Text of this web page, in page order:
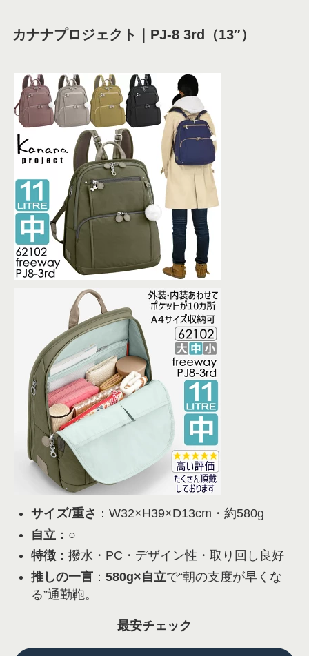
カナナプロジェクト｜PJ-8 3rd（13″）
サイズ/重さ ：W32×H39×D13cm・約580g
自立 ：○
特徴：撥水・PC・デザイン性・取り回し良好
推しの一言： 580g×自立で“朝の支度が早くな
る”通勤鞄。
最安チェック